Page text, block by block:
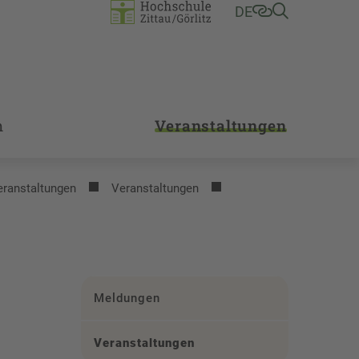
DE
Veranstaltungen
Veranstaltungen
Meldungen
Veranstaltungen